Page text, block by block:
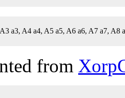
a3, A4 a4, A5 a5, A6 a6, A7 a7, A8
from